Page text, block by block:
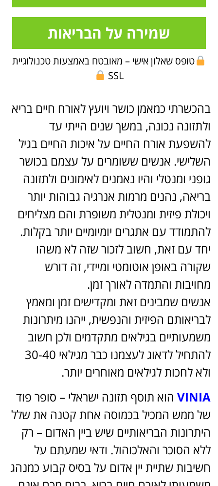
שמירה על הבריאות
טופס שאלון אישי – מאובטח באמצעות טכנולוגיית
SSL
בהכשרתי כמאמן כושר ויועץ לאורח חיים בריא
ולתזונה נכונה, במשך שנים הייתי עד
להשפעת אורח החיים על איכות החיים בגיל
השלישי. אנשים ששומרים על עצמם בכושר
גופני ומנטלי והיו נאמנים לאימונים ולתזונה
בריאה, נהנים מרמות אנרגיה גבוהות יותר
ויכולת פיזית ומנטלית משופרת והם מצליחים
להתמודד עם אתגרים יומיומיים יותר בקלות.
יחד עם זאת, חשוב לזכור שזה לא משהו
שקורה באופן אוטומטי ומיידי, זה דורש
מחויבות והתמדה לאורך זמן.
אנשים שמבינים זאת ומקדישים זמן ומאמץ
לבריאותם הפיזית והנפשית, ייהנו מיתרונות
משמעותיים בגילאים מתקדמים ולכן חשוב
להתחיל לדאוג לעצמנו כבר מגילאי 30-40
ולא לחכות לגילאים מאוחרים יותר.
VINIA הוא תוסף תזונה ישראלי – סופר פוד
של ממש המכיל בכמוסה אחת קטנה את שלל
היתרונות הבריאותיים שיש ביין האדום – רק
ללא הסוכר והאלכוהול. ודאי שמעתם על
חשיבות שתיית יין אדום על בסיס קבוע כמנהג